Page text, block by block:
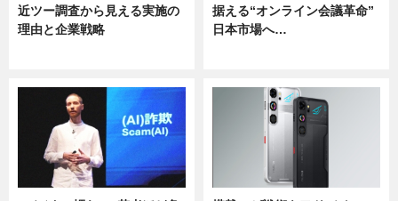
近ツー調査から見える実施の
理由と企業戦略
据える“オンライン会議革命”
日本市場へ…